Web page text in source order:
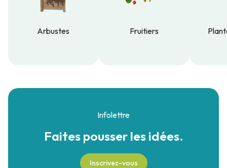
Arbustes
Fruitiers
Infolettre
Faites pousserles idées.
Inscrivez-vous